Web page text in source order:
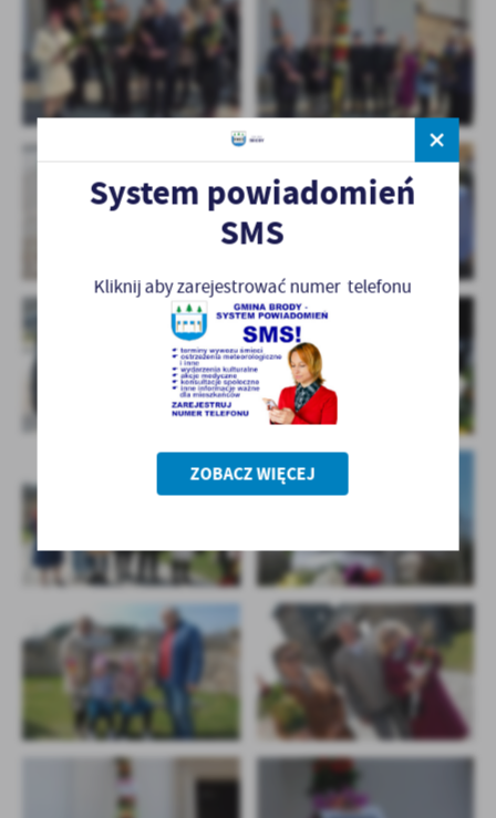
System powiadomień
SMS
Kliknij aby zarejestrować numer telefonu
ZOBACZ WIĘCEJ